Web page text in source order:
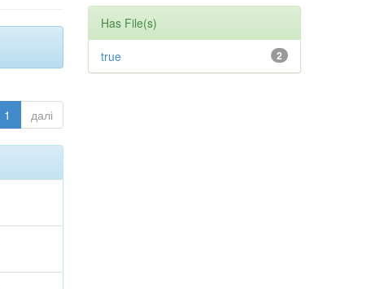
1 далі
Has File(s)
2
true